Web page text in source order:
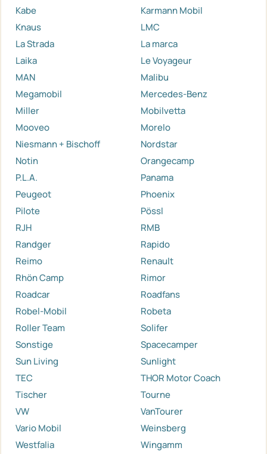
Kabe
Karmann Mobil
Knaus
LMC
La Strada
La marca
Laika
Le Voyageur
MAN
Malibu
Megamobil
Mercedes-Benz
Miller
Mobilvetta
Mooveo
Morelo
Niesmann + Bischoff
Nordstar
Notin
Orangecamp
P.L.A.
Panama
Peugeot
Phoenix
Pilote
Pössl
RJH
RMB
Randger
Rapido
Reimo
Renault
Rhön Camp
Rimor
Roadcar
Roadfans
Robel-Mobil
Robeta
Roller Team
Solifer
Sonstige
Spacecamper
Sun Living
Sunlight
TEC
THOR Motor Coach
Tischer
Tourne
VW
VanTourer
Vario Mobil
Weinsberg
Westfalia
Wingamm